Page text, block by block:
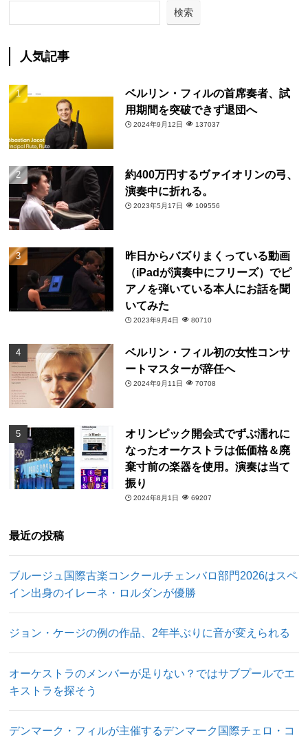
検索
人気記事
ベルリン・フィルの首席奏者、試
用期間を突破できず退団へ
2024年9月12日 137037
約400万円するヴァイオリンの弓、
演奏中に折れる。
2023年5月17日 109556
昨日からバズりまくっている動画
（iPadが演奏中にフリーズ）でピ
アノを弾いている本人にお話を聞
いてみた
2023年9月4日 80710
ベルリン・フィル初の女性コンサ
ートマスターが辞任へ
2024年9月11日 70708
オリンピック開会式でずぶ濡れに
なったオーケストラは低価格＆廃
棄寸前の楽器を使用。演奏は当て
振り
2024年8月1日 69207
最近の投稿
ブルージュ国際古楽コンクールチェンバロ部門2026はスペ
イン出身のイレーネ・ロルダンが優勝
ジョン・ケージの例の作品、2年半ぶりに音が変えられる
オーケストラのメンバーが足りない？ではサブプールでエ
キストラを探そう
デンマーク・フィルが主催するデンマーク国際チェロ・コ